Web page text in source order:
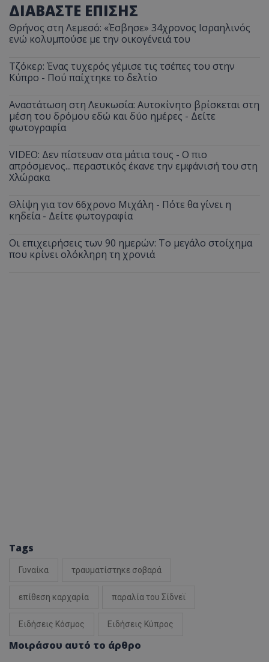
ΔΙΑΒΑΣΤΕ ΕΠΙΣΗΣ
Θρήνος στη Λεμεσό: «Έσβησε» 34χρονος Ισραηλινός
ενώ κολυμπούσε με την οικογένειά του
Τζόκερ: Ένας τυχερός γέμισε τις τσέπες του στην
Κύπρο - Πού παίχτηκε το δελτίο
Αναστάτωση στη Λευκωσία: Αυτοκίνητο βρίσκεται στη
μέση του δρόμου εδώ και δύο ημέρες - Δείτε
φωτογραφία
VIDEO: Δεν πίστευαν στα μάτια τους - Ο πιο
απρόσμενος... περαστικός έκανε την εμφάνισή του στη
Χλώρακα
Θλίψη για τον 66χρονο Μιχάλη - Πότε θα γίνει η
κηδεία - Δείτε φωτογραφία
Οι επιχειρήσεις των 90 ημερών: Το μεγάλο στοίχημα
που κρίνει ολόκληρη τη χρονιά
Tags
Γυναίκα τραυματίστηκε σοβαρά
επίθεση καρχαρία παραλία του Σίδνεϊ
Ειδήσεις Κόσμος Ειδήσεις Κύπρος
Μοιράσου αυτό το άρθρο